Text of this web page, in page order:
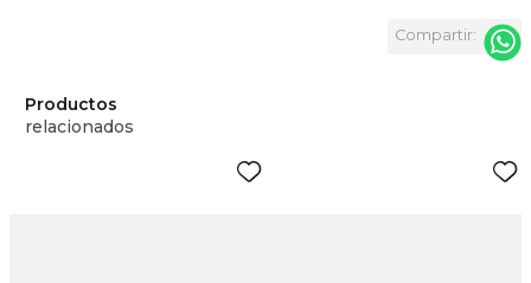
Productos
relacionados